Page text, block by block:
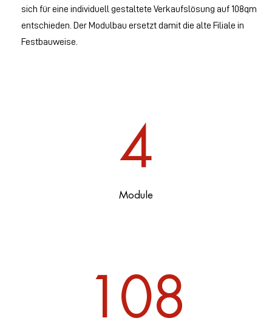
sich für eine individuell gestaltete Verkaufslösung auf 108qm
entschieden. Der Modulbau ersetzt damit die alte Filiale in
Festbauweise.
4
Module
108